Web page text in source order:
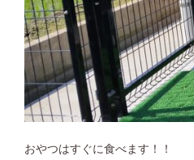
おやつはすぐに食べます！！